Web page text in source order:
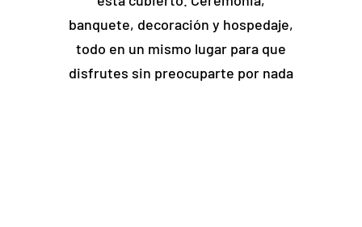
banquete, decoración y hospedaje,
todo en un mismo lugar para que
disfrutes sin preocuparte por nada